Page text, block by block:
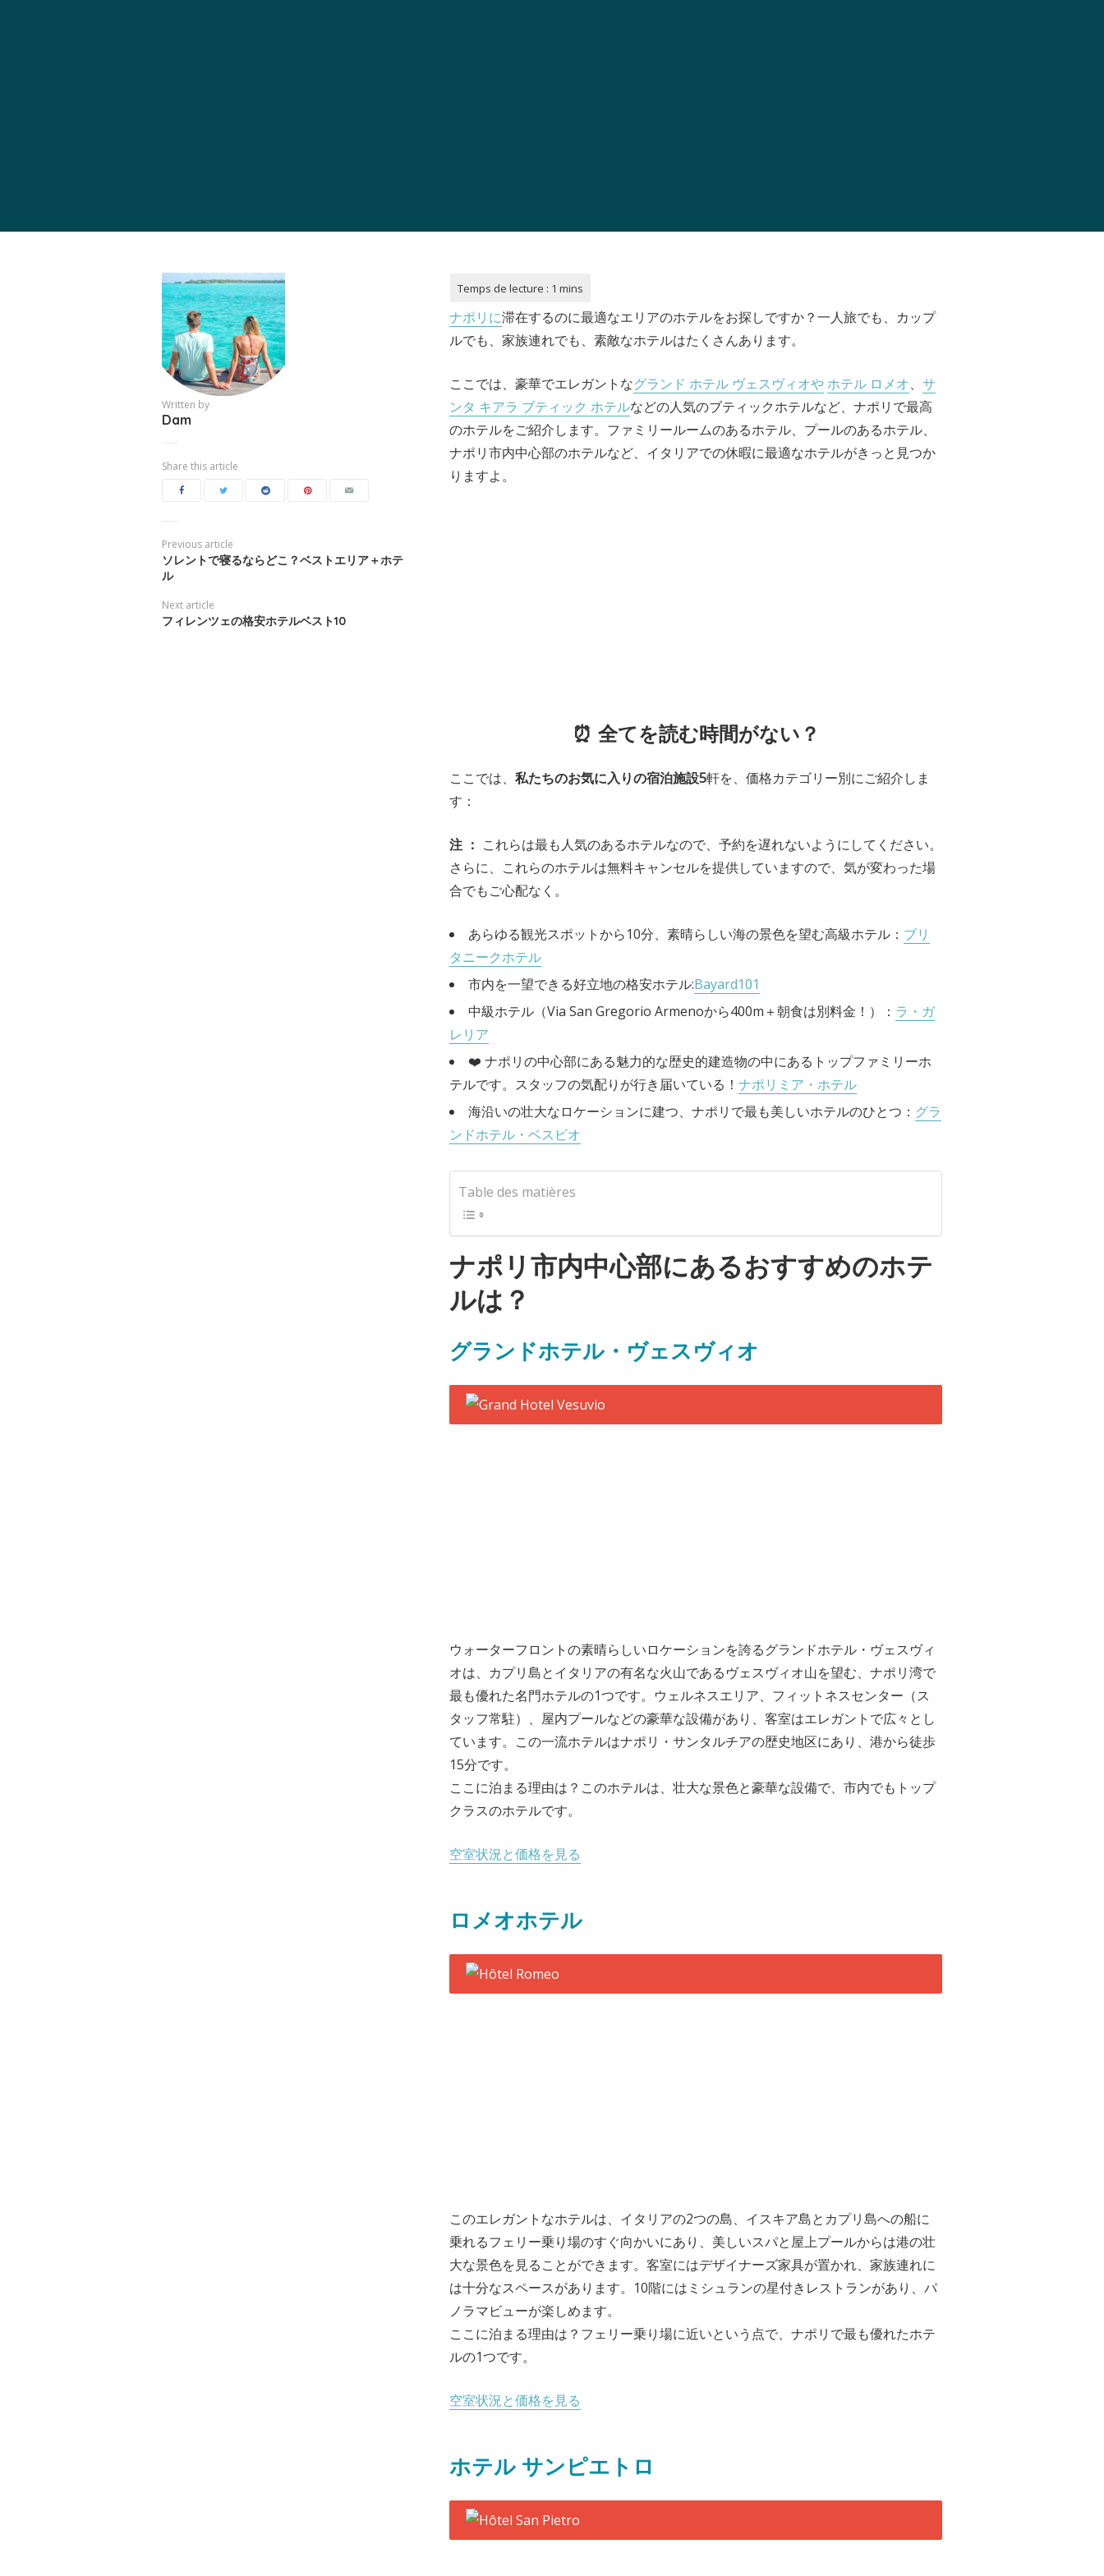
Written by
Dam
Share this article
Previous article
ソレントで寝るならどこ？ベストエリア＋ホテ
ル
Next article
フィレンツェの格安ホテルベスト10
ナポリに滞在するのに最適なエリアのホテルをお探しですか？一人旅でも、カップ
ルでも、家族連れでも、素敵なホテルはたくさんあります。
ここでは、豪華でエレガントなグランド ホテル ヴェスヴィオやホテル ロメオ、 サ
ンタ キアラ ブティック ホテルなどの人気のブティックホテルなど、ナポリで最高
のホテルをご紹介します。ファミリールームのあるホテル、プールのあるホテル、
ナポリ市内中心部のホテルなど、イタリアでの休暇に最適なホテルがきっと見つか
りますよ。
⏰ 全てを読む時間がない？
ここでは、 私たちのお気に入りの宿泊施設5軒を、価格カテゴリー別にご紹介しま
す：
注 ： これらは最も人気のあるホテルなので、予約を遅れないようにしてください。
さらに、これらのホテルは無料キャンセルを提供していますので、気が変わった場
合でもご心配なく。
あらゆる観光スポットから10分、素晴らしい海の景色を望む高級ホテル： ブリ
タニークホテル
市内を一望できる好立地の格安ホテル:Bayard101
中級ホテル（Via San Gregorio Armenoから400m＋朝食は別料金！）： ラ・ガ
レリア
❤️ ナポリの中心部にある魅力的な歴史的建造物の中にあるトップファミリーホ
テルです。スタッフの気配りが行き届いている！ ナポリミア・ホテル
海沿いの壮大なロケーションに建つ、ナポリで最も美しいホテルのひとつ： グラ
ンドホテル・ベスビオ
Table des matières
ナポリ市内中心部にあるおすすめのホテ
ルは？
グランドホテル・ヴェスヴィオ
ウォーターフロントの素晴らしいロケーションを誇るグランドホテル・ヴェスヴィ
オは、カプリ島とイタリアの有名な火山であるヴェスヴィオ山を望む、ナポリ湾で
最も優れた名門ホテルの1つです。ウェルネスエリア、フィットネスセンター（ス
タッフ常駐）、屋内プールなどの豪華な設備があり、客室はエレガントで広々とし
ています。この一流ホテルはナポリ・サンタルチアの歴史地区にあり、港から徒歩
15分です。
ここに泊まる理由は？このホテルは、壮大な景色と豪華な設備で、市内でもトップ
クラスのホテルです。
空室状況と価格を見る
ロメオホテル
このエレガントなホテルは、イタリアの2つの島、イスキア島とカプリ島への船に
乗れるフェリー乗り場のすぐ向かいにあり、美しいスパと屋上プールからは港の壮
大な景色を見ることができます。客室にはデザイナーズ家具が置かれ、家族連れに
は十分なスペースがあります。10階にはミシュランの星付きレストランがあり、パ
ノラマビューが楽しめます。
ここに泊まる理由は？フェリー乗り場に近いという点で、ナポリで最も優れたホテ
ルの1つです。
空室状況と価格を見る
ホテル サンピエトロ